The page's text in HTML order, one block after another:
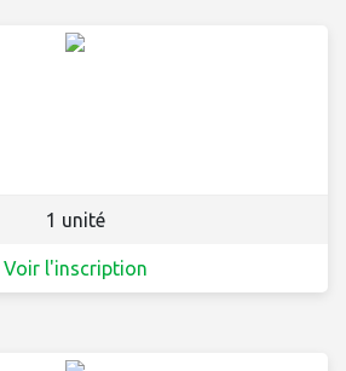
1 unité
Voir l'inscription